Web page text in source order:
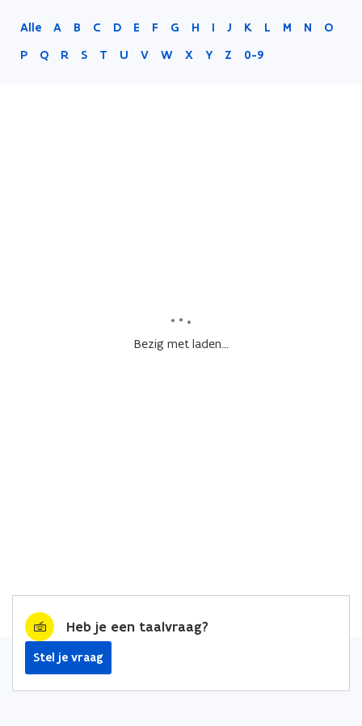
Alle A B C D E F G H I J K L M N
O
P
Q R S T U V W X Y Z 0-9
Bezig met laden...
Heb je een taalvraag?
Stel je vraag